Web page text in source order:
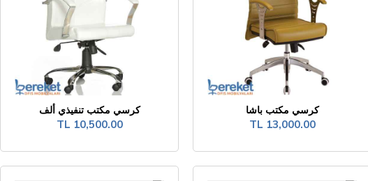
كرسي مكتب باشا
13,000.00 TL
كرسي مكتب تنفيذي ألف
10,500.00 TL